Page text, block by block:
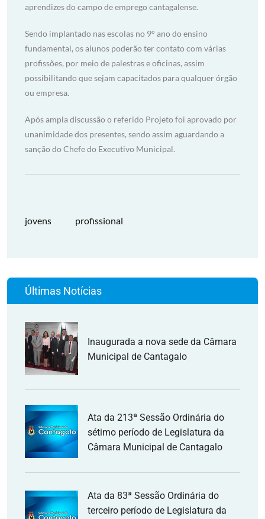
aprendizes do campo de emprego cantagalense.
Sendo implantado nas escolas no 9° ano do ensino
fundamental, os alunos poderão ter contato com várias
profissões, por meio de palestras e oficinas, assim
possibilitando que sejam capacitados para qualquer órgão
ou empresa.
Após ampla discussão o referido Projeto foi aprovado por
unanimidade dos presentes, sendo assim aguardando a
sanção do Chefe do Executivo Municipal.
jovens profissional
Últimas Notícias
Inaugurada a nova sede da Câmara
Municipal de Cantagalo
Ata da 213ª Sessão Ordinária do
sétimo período de Legislatura da
Câmara Municipal de Cantagalo
Ata da 83ª Sessão Ordinária do
terceiro período de Legislatura da